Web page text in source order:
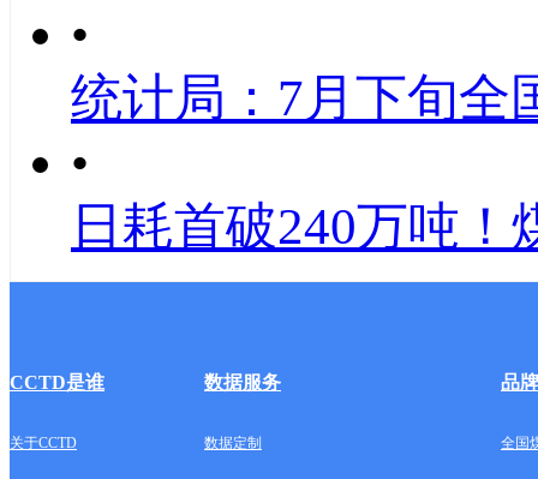
•
统计局：7月下旬全
•
日耗首破240万吨！
CCTD是谁 数据服务 品
关于CCTD 数据定制 全国